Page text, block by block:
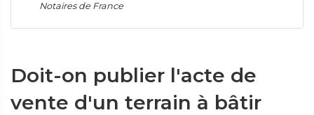
Notaires de France
Doit-on publier l'acte de
vente d'un terrain à bâtir